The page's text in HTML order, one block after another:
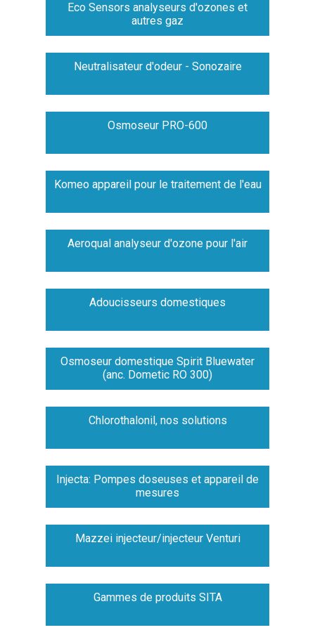
Eco Sensors analyseurs d'ozones et
autres gaz
Neutralisateur d'odeur - Sonozaire
Osmoseur PRO-600
Komeo appareil pour le traitement de l'eau
Aeroqual analyseur d'ozone pour l'air
Adoucisseurs domestiques
Osmoseur domestique Spirit Bluewater
(anc. Dometic RO 300)
Chlorothalonil, nos solutions
Injecta: Pompes doseuses et appareil de
mesures
Mazzei injecteur/injecteur Venturi
Gammes de produits SITA